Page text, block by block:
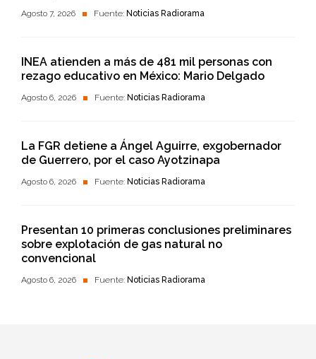
Agosto 7, 2026 Fuente: Noticias Radiorama
INEA atienden a más de 481 mil personas con
rezago educativo en México: Mario Delgado
Agosto 6, 2026 Fuente: Noticias Radiorama
La FGR detiene a Ángel Aguirre, exgobernador
de Guerrero, por el caso Ayotzinapa
Agosto 6, 2026 Fuente: Noticias Radiorama
Presentan 10 primeras conclusiones preliminares
sobre explotación de gas natural no
convencional
Agosto 6, 2026 Fuente: Noticias Radiorama